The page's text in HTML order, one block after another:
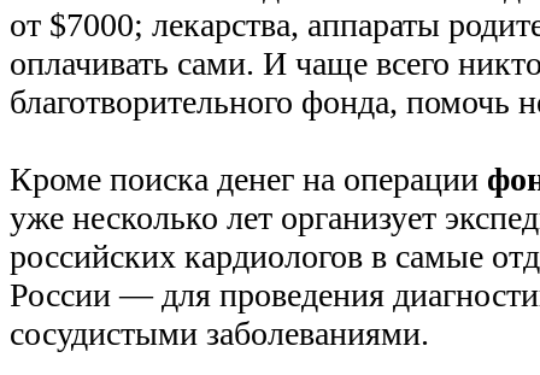
от $7000; лекарства, аппараты
оплачивать сами. И чаще всего
благотворительного фонда, помочь
Кроме поиска денег на операции
уже несколько лет организует
российских кардиологов в самые
России — для проведения
сосудистыми заболеваниями.